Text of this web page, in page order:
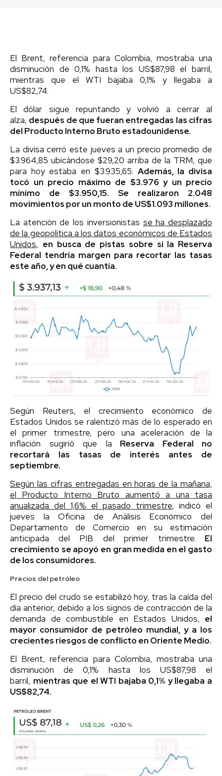
El Brent, referencia para Colombia, mostraba una
disminución de 0,1% hasta los US$87,98 el barril,
mientras que el WTI bajaba 0,1% y llegaba a
US$82,74.
El dólar sigue repuntando y volvió a cerrar al
alza, después de que fueran entregadas las cifras
del Producto Interno Bruto estadounidense.
La divisa cerró este jueves a un precio promedio de
$3.964,85 ubicándose $29,20 arriba de la TRM, que
para hoy estaba en $3.935,65. Además, la divisa
tocó un precio máximo de $3.976 y un precio
mínimo de $3.950,15. Se realizaron 2.048
movimientos por un monto de US$1.093 millones.
La atención de los inversionistas se ha desplazado
de la geopolítica a los datos económicos de Estados
Unidos, en busca de pistas sobre si la Reserva
Federal tendría margen para recortar las tasas
este año, y en qué cuantía.
Según Reuters, el crecimiento económico de
Estados Unidos se ralentizó más de lo esperado en
el primer trimestre, pero una aceleración de la
inflación sugirió que la Reserva Federal no
recortará las tasas de interés antes de
septiembre.
Según las cifras entregadas en horas de la mañana,
el Producto Interno Bruto aumentó a una tasa
anualizada del 1,6% el pasado trimestre, indicó el
jueves la Oficina de Análisis Económico del
Departamento de Comercio en su estimación
anticipada del PIB del primer trimestre. El
crecimiento se apoyó en gran medida en el gasto
de los consumidores.
Precios del petróleo
El precio del crudo se estabilizó hoy, tras la caída del
día anterior, debido a los signos de contracción de la
demanda de combustible en Estados Unidos, el
mayor consumidor de petróleo mundial, y a los
crecientes riesgos de conflicto en Oriente Medio.
El Brent, referencia para Colombia, mostraba una
disminución de 0,1% hasta los US$87,98 el
barril, mientras que el WTI bajaba 0,1% y llegaba a
US$82,74.